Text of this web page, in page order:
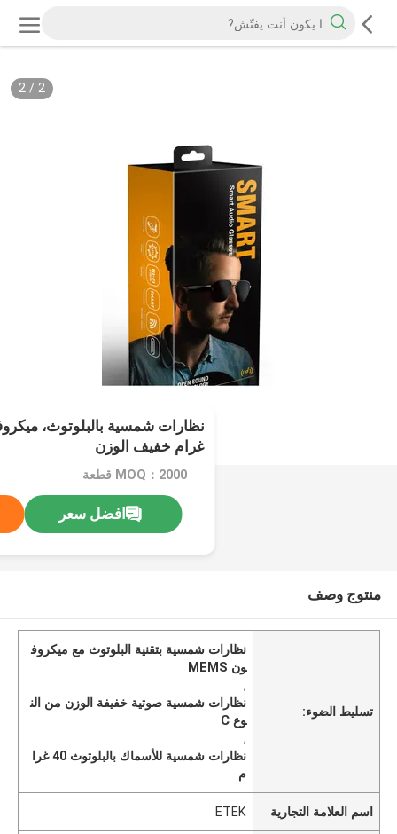
2
/
2
غرام خفيف الوزن
MOQ：2000 قطعة
افضل سعر
منتوج وصف
تسليط الضوء:
نظارات شمسية بتقنية البلوتوث مع ميكروف
ون MEMS
,
نظارات شمسية صوتية خفيفة الوزن من الن
وع C
,
نظارات شمسية للأسماك بالبلوتوث 40 غرا
م
اسم العلامة التجارية ETEK